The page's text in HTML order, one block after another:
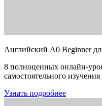
Английский A0 Beginner
8 полноценных онлайн-
самостоятельного
Узнать подробнее